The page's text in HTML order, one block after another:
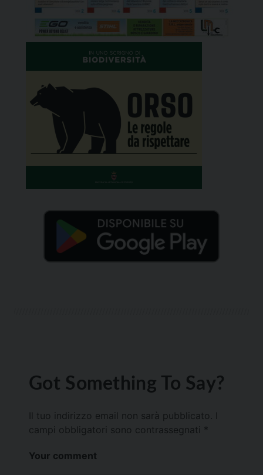
Got Something To Say?
Il tuo indirizzo email non sarà pubblicato.
campi obbligatori sono contrassegnati *
Your comment